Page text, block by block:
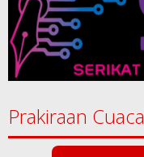
Prakiraan Cuaca